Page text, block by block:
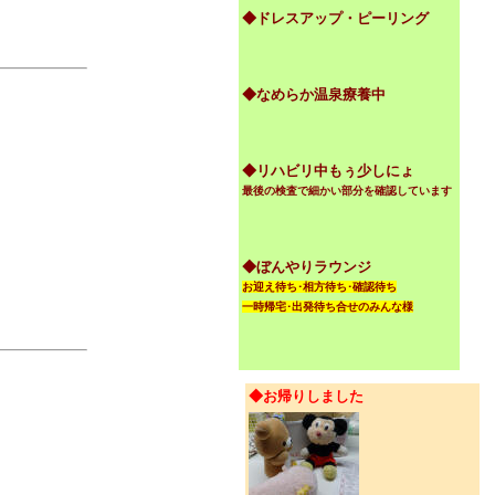
◆ドレスアップ・ピーリング
◆なめらか温泉療養中
◆リハビリ中もぅ少しにょ
最後の検査で細かい部分を確認しています
◆ぼんやりラウンジ
お迎え待ち･相方待ち･確認待ち
一時帰宅･出発待ち合せのみんな様
◆お帰りしました